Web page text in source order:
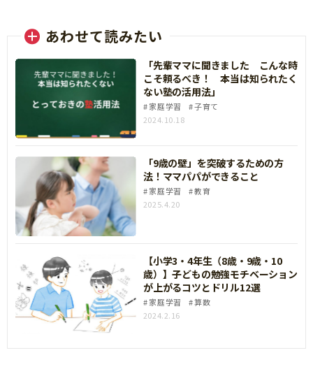
あわせて読みたい
「先輩ママに聞きました こんな時
こそ頼るべき！ 本当は知られたく
ない塾の活用法」
家庭学習
子育て
2024.10.18
「9歳の壁」を突破するための方
法！ママパパができること
家庭学習
教育
2025.4.20
【小学3・4年生（8歳・9歳・10
歳）】子どもの勉強モチベーション
が上がるコツとドリル12選
家庭学習
算数
2024.2.16